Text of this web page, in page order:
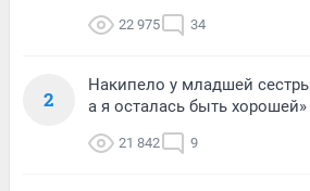
22 975 34
2
Накипело у младшей
а я осталась быть хорошей»
21 842 9